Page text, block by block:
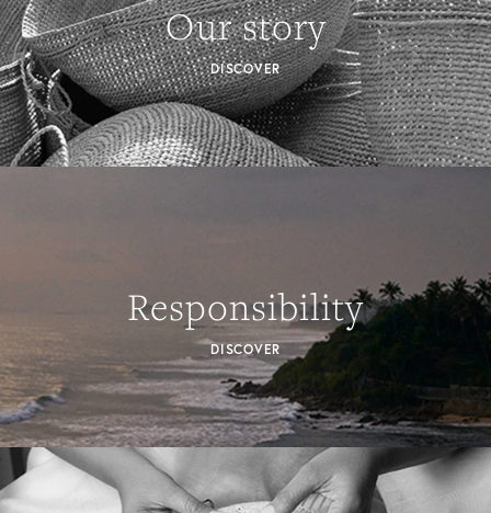
Our story
DISCOVER
Responsibility
DISCOVER